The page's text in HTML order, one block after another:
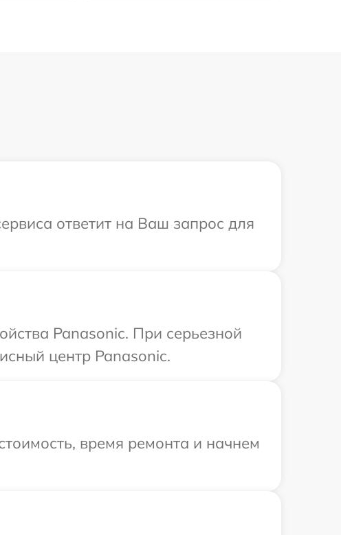
ответит на Ваш запрос для
Panasonic. При серьезной
центр Panasonic.
время ремонта и начнем